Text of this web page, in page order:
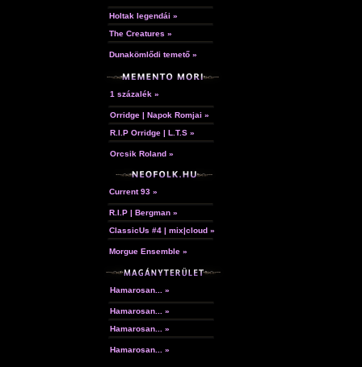
Holtak legendái »
The Creatures »
Dunakömlődi temető »
1 százalék »
Orridge | Napok Romjai »
R.I.P Orridge | L.T.S »
Orcsik Roland »
Current 93 »
R.I.P | Bergman »
ClassicUs #4 | mix|cloud »
Morgue Ensemble »
Hamarosan... »
Hamarosan... »
Hamarosan... »
Hamarosan... »